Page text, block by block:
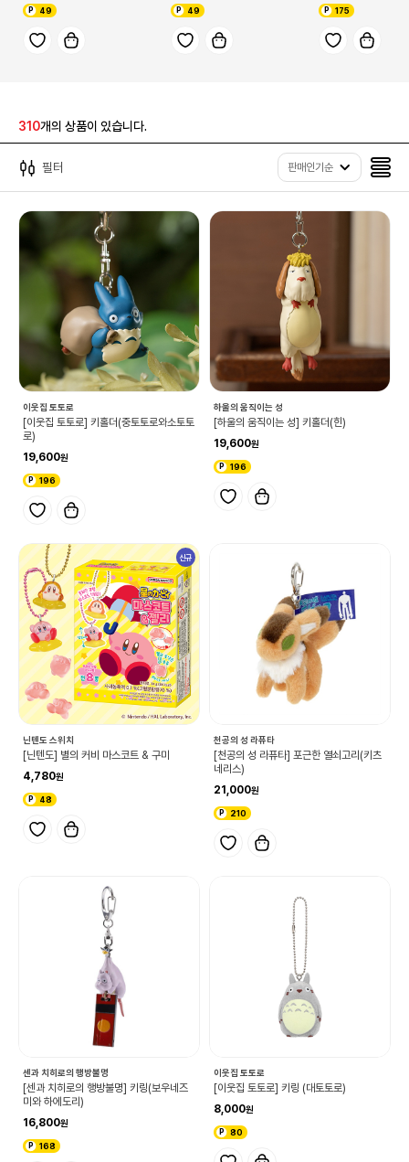
49 49 175
310개의 상품이 있습니다.
필터 판매인기순
이웃집 토토로
[이웃집 토토로] 키홀더(중토토로와소토토
로)
19,600
196
하울의 움직이는 성
[하울의 움직이는 성] 키홀더(힌)
19,600
196
신규
닌텐도 스위치
[닌텐도] 별의 커비 마스코트 & 구미
4,780
48
천공의 성 라퓨타
[천공의 성 라퓨타] 포근한 열쇠고리(키츠
네리스)
21,000
210
센과 치히로의 행방불명
[센과 치히로의 행방불명] 키링(보우네즈
미와 하에도리)
16,800
168
이웃집 토토로
[이웃집 토토로] 키링 (대토토로)
8,000
80